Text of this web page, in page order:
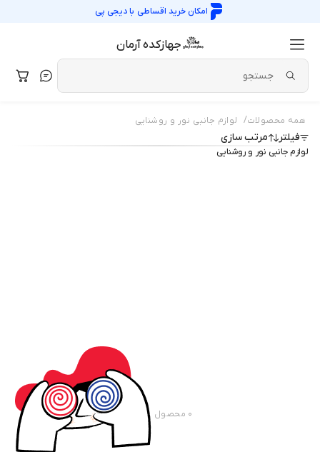
امکان خرید اقساطی بادیجی پی
جهازکده آرمان
همه محصولات/ لوازم جانبی نور و روشنایی
فیلتر مرتب سازی
لوازم جانبی نور و روشنایی
۰ محصول